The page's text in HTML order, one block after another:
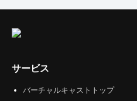
サービス
バーチャルキャストトップ